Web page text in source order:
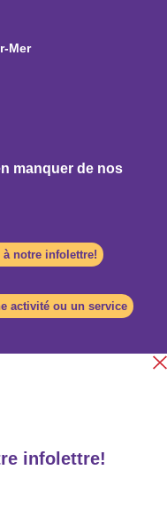
Mer
manquer de nos
notre infolettre!
activité ou un service
infolettre!